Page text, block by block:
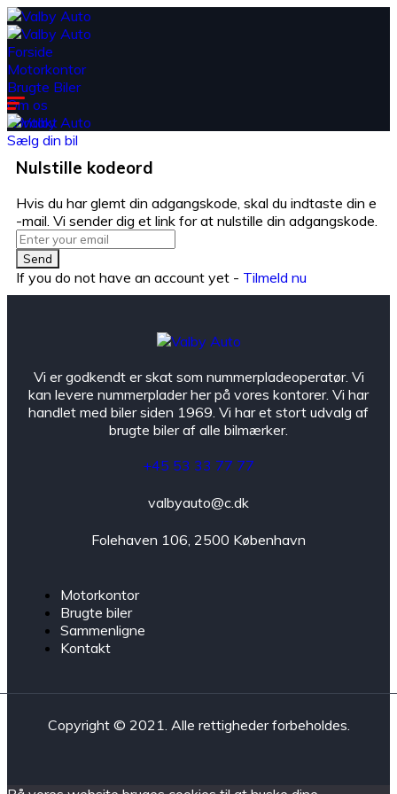
Forside
Motorkontor
Brugte Biler
Om os
Kontakt
Sælg din bil
Nulstille kodeord
Hvis du har glemt din adgangskode, skal du indtaste din e
-mail. Vi sender dig et link for at nulstille din adgangskode.
Send
If you do not have an account yet - Tilmeld nu
Vi er godkendt er skat som nummerpladeoperatør. Vi
kan levere nummerplader her på vores kontorer. Vi har
handlet med biler siden 1969. Vi har et stort udvalg af
brugte biler af alle bilmærker.
+45 53 33 77 77
valbyauto@c.dk
Folehaven 106, 2500 København
Motorkontor
Brugte biler
Sammenligne
Kontakt
Copyright © 2021. Alle rettigheder forbeholdes.